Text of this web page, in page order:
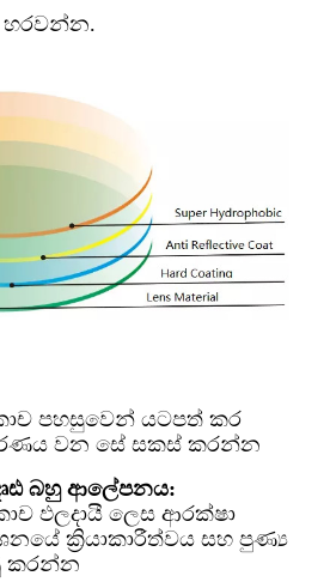
හරවන්න.
පහසුවෙන් යටපත් කර
වන සේ සකස් කරන්න
බහු ආලේපනය:
ඵලදායී ලෙස ආරක්ෂා
ක්‍රියාකාරීත්වය සහ පුණ්‍ය
කරන්න